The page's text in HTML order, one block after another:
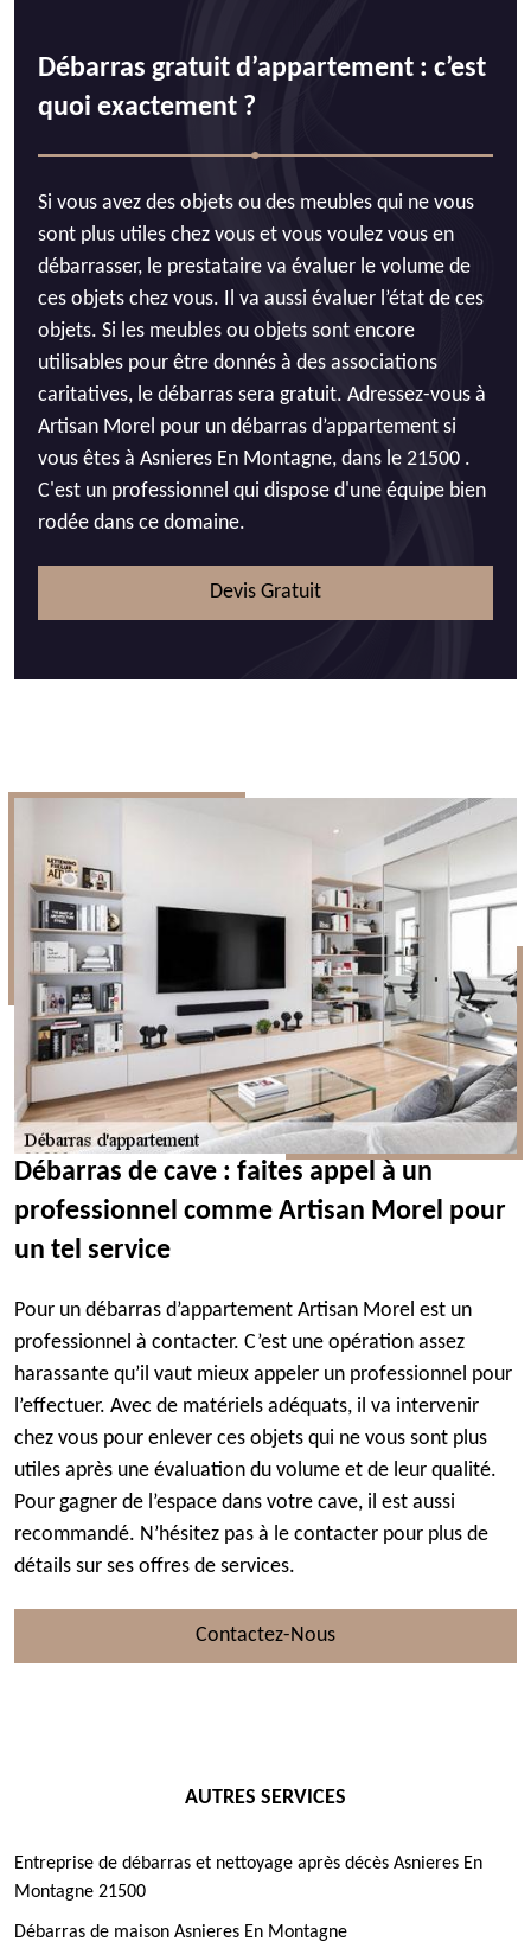
Débarras gratuit d’appartement : c’est
quoi exactement ?
Si vous avez des objets ou des meubles qui ne vous
sont plus utiles chez vous et vous voulez vous en
débarrasser, le prestataire va évaluer le volume de
ces objets chez vous. Il va aussi évaluer l’état de ces
objets. Si les meubles ou objets sont encore
utilisables pour être donnés à des associations
caritatives, le débarras sera gratuit. Adressez-vous à
Artisan Morel pour un débarras d’appartement si
vous êtes à Asnieres En Montagne, dans le 21500 .
C'est un professionnel qui dispose d'une équipe bien
rodée dans ce domaine.
Devis Gratuit
Débarras de cave : faites appel à un
professionnel comme Artisan Morel pour
un tel service
Pour un débarras d’appartement Artisan Morel est un
professionnel à contacter. C’est une opération assez
harassante qu’il vaut mieux appeler un professionnel pour
l’effectuer. Avec de matériels adéquats, il va intervenir
chez vous pour enlever ces objets qui ne vous sont plus
utiles après une évaluation du volume et de leur qualité.
Pour gagner de l’espace dans votre cave, il est aussi
recommandé. N’hésitez pas à le contacter pour plus de
détails sur ses offres de services.
Contactez-Nous
AUTRES SERVICES
Entreprise de débarras et nettoyage après décès Asnieres En
Montagne 21500
Débarras de maison Asnieres En Montagne